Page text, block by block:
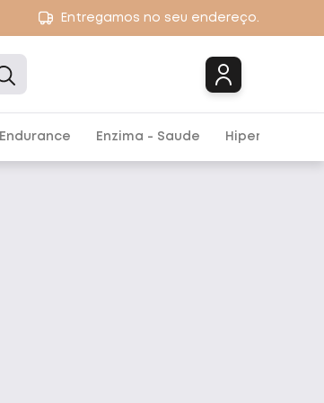
Entregamos no seu endereço.
Endurance Enzima - Saude Hipercalórico